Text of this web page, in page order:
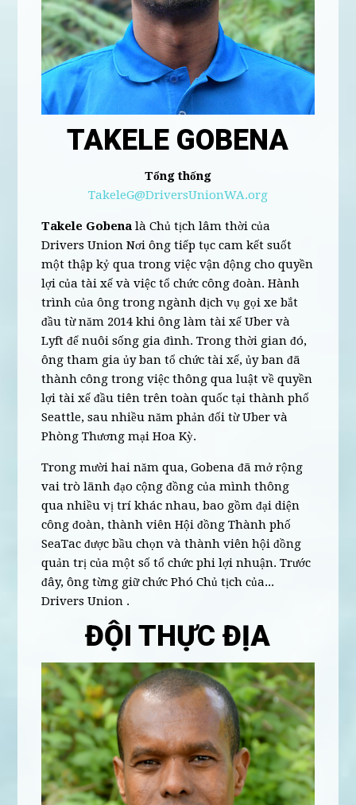
TAKELE GOBENA
Tổng thống
TakeleG@DriversUnionWA.org
Takele Gobena là Chủ tịch lâm thời của
Drivers Union Nơi ông tiếp tục cam kết suốt
một thập kỷ qua trong việc vận động cho quyền
lợi của tài xế và việc tổ chức công đoàn. Hành
trình của ông trong ngành dịch vụ gọi xe bắt
đầu từ năm 2014 khi ông làm tài xế Uber và
Lyft để nuôi sống gia đình. Trong thời gian đó,
ông tham gia ủy ban tổ chức tài xế, ủy ban đã
thành công trong việc thông qua luật về quyền
lợi tài xế đầu tiên trên toàn quốc tại thành phố
Seattle, sau nhiều năm phản đối từ Uber và
Phòng Thương mại Hoa Kỳ.
Trong mười hai năm qua, Gobena đã mở rộng
vai trò lãnh đạo cộng đồng của mình thông
qua nhiều vị trí khác nhau, bao gồm đại diện
công đoàn, thành viên Hội đồng Thành phố
SeaTac được bầu chọn và thành viên hội đồng
quản trị của một số tổ chức phi lợi nhuận. Trước
đây, ông từng giữ chức Phó Chủ tịch của...
Drivers Union .
ĐỘI THỰC ĐỊA